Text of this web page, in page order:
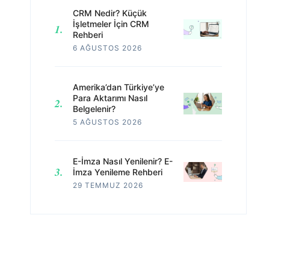
CRM Nedir? Küçük
İşletmeler İçin CRM
Rehberi
6 AĞUSTOS 2026
Amerika’dan Türkiye’ye
Para Aktarımı Nasıl
Belgelenir?
5 AĞUSTOS 2026
E-İmza Nasıl Yenilenir? E-
İmza Yenileme Rehberi
29 TEMMUZ 2026